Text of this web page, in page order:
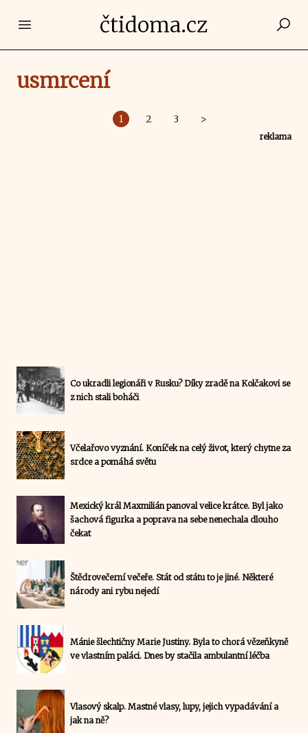
Open main menučtidoma.cz
usmrcení
1 2 3 >
reklama
Co ukradli legionáři v Rusku? Díky zradě na Kolčakovi se
z nich stali boháči
Včelařovo vyznání. Koníček na celý život, který chytne za
srdce a pomáhá světu
Mexický král Maxmilián panoval velice krátce. Byl jako
šachová figurka a poprava na sebe nenechala dlouho
čekat
Štědrovečerní večeře. Stát od státu to je jiné. Některé
národy ani rybu nejedí
Mánie šlechtičny Marie Justiny. Byla to chorá vězeňkyně
ve vlastním paláci. Dnes by stačila ambulantní léčba
Vlasový skalp. Mastné vlasy, lupy, jejich vypadávání a
jak na ně?